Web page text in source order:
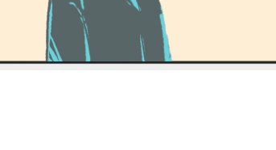
ColleGo! 大學選才與高中育才輔助系統